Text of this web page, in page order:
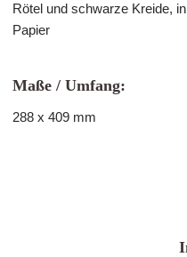
Rötel und schwarze Kreide,
Papier
Maße / Umfang:
288 x 409 mm